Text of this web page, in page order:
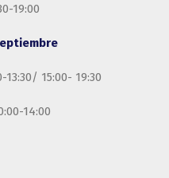
19:00
15:00- 19:30
14:00